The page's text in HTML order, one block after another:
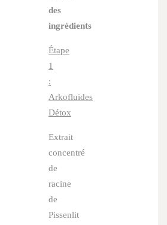
des
ingrédients
Étape
1
:
Arkofluides
Détox
Extrait
concentré
de
racine
de
Pissenlit